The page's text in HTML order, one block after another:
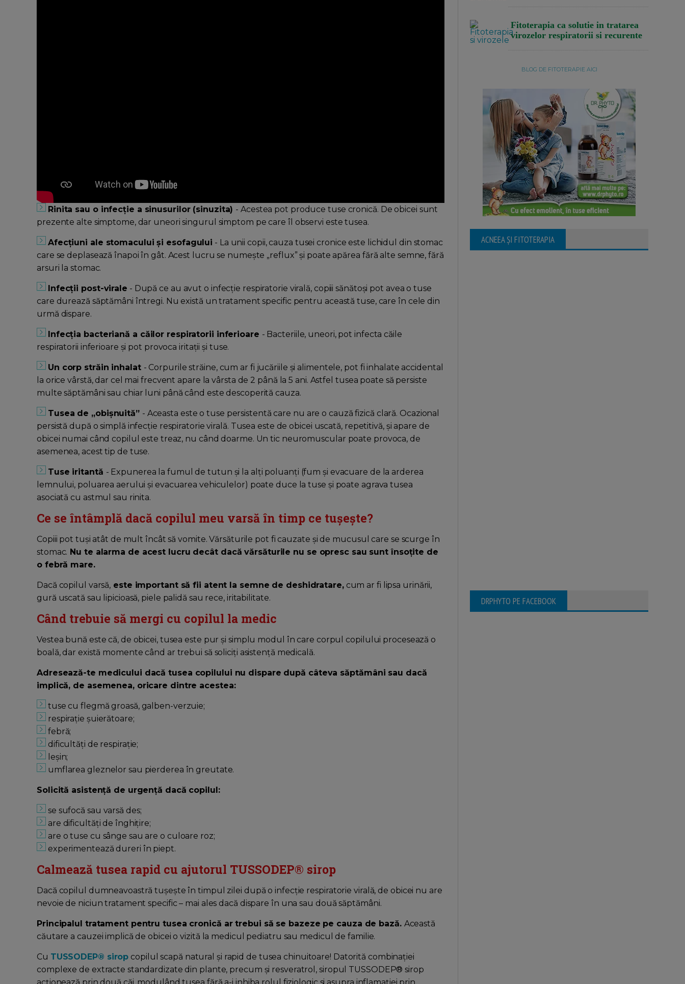
Rinita sau o infecție a sinusurilor (sinuzita) - Acestea pot produce tuse cronică. De obicei sunt
prezente alte simptome, dar uneori singurul simptom pe care îl observi este tusea.
Afecțiuni ale stomacului și esofagului - La unii copii, cauza tusei cronice este lichidul din stomac
care se deplasează înapoi în gât. Acest lucru se numește „reflux” și poate apărea fără alte semne, fără
arsuri la stomac.
Infecții post-virale - După ce au avut o infecție respiratorie virală, copiii sănătoși pot avea o tuse
care durează săptămâni întregi. Nu există un tratament specific pentru această tuse, care în cele din
urmă dispare.
Infecția bacteriană a căilor respiratorii inferioare - Bacteriile, uneori, pot infecta căile
respiratorii inferioare și pot provoca iritații și tuse.
Un corp străin inhalat - Corpurile străine, cum ar fi jucăriile și alimentele, pot fi inhalate accidental
la orice vârstă, dar cel mai frecvent apare la vârsta de 2 până la 5 ani. Astfel tusea poate să persiste
multe săptămâni sau chiar luni până când este descoperită cauza.
Tusea de „obișnuită” - Aceasta este o tuse persistentă care nu are o cauză fizică clară. Ocazional
persistă după o simplă infecție respiratorie virală. Tusea este de obicei uscată, repetitivă, și apare de
obicei numai când copilul este treaz, nu când doarme. Un tic neuromuscular poate provoca, de
asemenea, acest tip de tuse.
Tuse iritantă - Expunerea la fumul de tutun și la alți poluanți (fum și evacuare de la arderea
lemnului, poluarea aerului și evacuarea vehiculelor) poate duce la tuse și poate agrava tusea
asociată cu astmul sau rinita.
Ce se întâmplă dacă copilul meu varsă în timp ce tușește?
Copiii pot tuși atât de mult încât să vomite. Vărsăturile pot fi cauzate și de mucusul care se scurge în
stomac. Nu te alarma de acest lucru decât dacă vărsăturile nu se opresc sau sunt însoțite de
o febră mare.
Dacă copilul varsă, este important să fii atent la semne de deshidratare,cum ar fi lipsa urinării,
gură uscată sau lipicioasă, piele palidă sau rece, iritabilitate.
Când trebuie să mergi cu copilul la medic
Vestea bună este că, de obicei, tusea este pur și simplu modul în care corpul copilului procesează o
boală, dar există momente când ar trebui să soliciți asistență medicală.
Adresează-te medicului dacă tusea copilului nu dispare după câteva săptămâni sau dacă
implică, de asemenea, oricare dintre acestea:
tuse cu flegmă groasă, galben-verzuie;
respiraţie şuierătoare;
febră;
dificultăți de respirație;
leșin;
umflarea gleznelor sau pierderea în greutate.
Solicită asistență de urgență dacă copilul:
se sufocă sau varsă des;
are dificultăți de înghițire;
are o tuse cu sânge sau are o culoare roz;
experimentează dureri în piept.
Calmează tusea rapid cu ajutorul TUSSODEP® sirop
Dacă copilul dumneavoastră tușește în timpul zilei după o infecție respiratorie virală, de obicei nu are
nevoie de niciun tratament specific – mai ales dacă dispare în una sau două săptămâni.
Principalul tratament pentru tusea cronică ar trebui să se bazeze pe cauza de bază. Această
căutare a cauzei implică de obicei o vizită la medicul pediatru sau medicul de familie.
Cu TUSSODEP® sirop copilul scapă natural și rapid de tusea chinuitoare! Datorită combinației
complexe de extracte standardizate din plante, precum și resveratrol, siropul TUSSODEP® sirop
Fitoterapia ca solutie in tratarea
virozelor respiratorii si recurente
BLOG DE FITOTERAPIE AICI
ACNEEA ȘI FITOTERAPIA
DRPHYTO PE FACEBOOK